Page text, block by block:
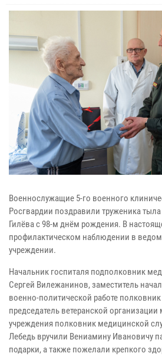
Военнослужащие 5-го военного
Росгвардии поздравили труженика
Гилёва с 98-м днём рождения. В
профилактическом наблюдении в
учреждении.
Начальник госпиталя подполковник
Сергей Вилежанинов, заместитель
военно-политической работе
председатель ветеранской
учреждения полковник медицинской
Лебедь вручили Вениамину Ивановичу
подарки, а также пожелали крепкого